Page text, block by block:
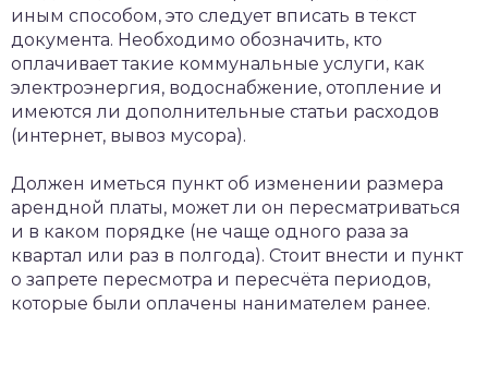
иным способом, это следует вписать в текст
документа. Необходимо обозначить, кто
оплачивает такие коммунальные услуги, как
электроэнергия, водоснабжение, отопление и
имеются ли дополнительные статьи расходов
(интернет, вывоз мусора).
Должен иметься пункт об изменении размера
арендной платы, может ли он пересматриваться
и в каком порядке (не чаще одного раза за
квартал или раз в полгода). Стоит внести и пункт
о запрете пересмотра и пересчёта периодов,
которые были оплачены нанимателем ранее.